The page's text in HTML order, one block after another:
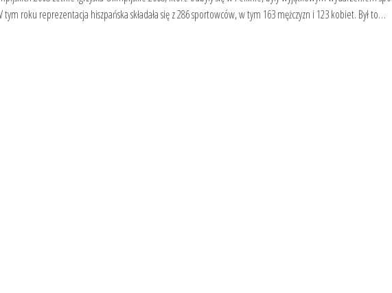
tym roku reprezentacja hiszpańska składała się z 286 sportowców, w tym 163 mężczyzn i 123 kobiet. Był to…